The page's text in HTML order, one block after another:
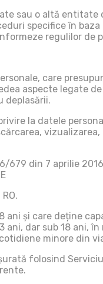
sau o altă
specifice în
regulilor
care
aspecte legate
deplasării.
la datele
679 din 7 aprilie
și care deține
dar sub 18
minore din
folosind